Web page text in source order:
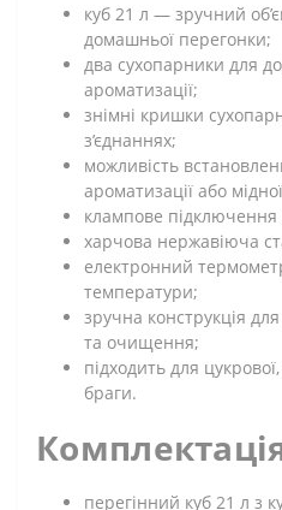
куб 21 л — зручний
домашньої перегонки;
два сухопарники для
ароматизації;
знімні кришки
з’єднаннях;
можливість
ароматизації або
клампове підключення
харчова нержавіюча
електронний
температури;
зручна конструкція
та очищення;
підходить для
браги.
перегінний куб 21 л з